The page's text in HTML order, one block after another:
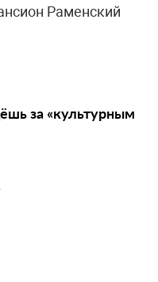
Раменский
за «культурным